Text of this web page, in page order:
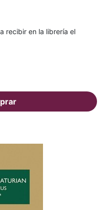
recibir en la librería el